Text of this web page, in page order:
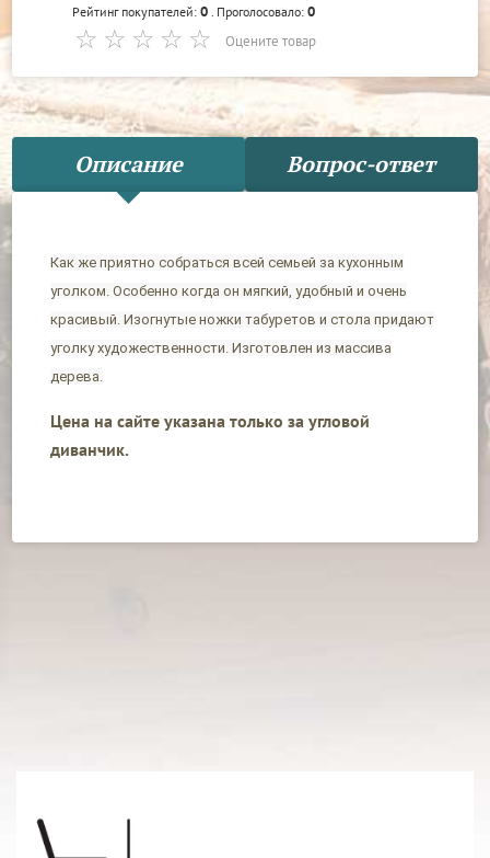
Рейтинг покупателей:0 . Проголосовало:0
Оцените товар
Описание Вопрос-ответ
Как же приятно собраться всей семьей за кухонным
уголком. Особенно когда он мягкий, удобный и очень
красивый. Изогнутые ножки табуретов и стола придают
уголку художественности. Изготовлен из массива
дерева.
Цена на сайте указана только за угловой
диванчик.